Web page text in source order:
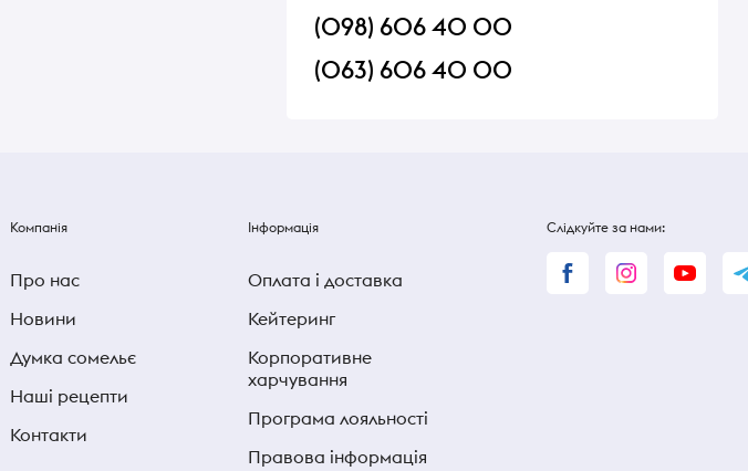
(098) 606 40 00
(063) 606 40 00
Компанія
Про нас
Новини
Думка сомельє
Наші рецепти
Контакти
Інформація
Оплата і доставка
Кейтеринг
Корпоративне
харчування
Програма лояльності
Правова інформація
Слідкуйте за нами: